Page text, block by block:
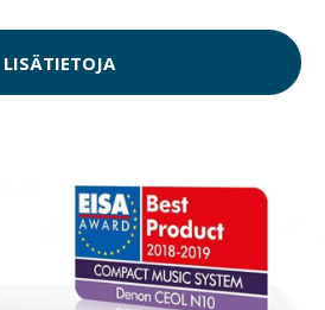
LISÄTIETOJA